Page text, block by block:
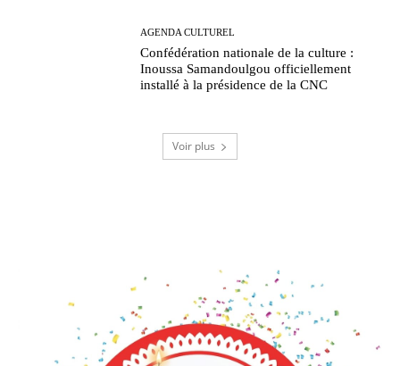
AGENDA CULTUREL
Confédération nationale de la culture :
Inoussa Samandoulgou officiellement
installé à la présidence de la CNC
Voir plus